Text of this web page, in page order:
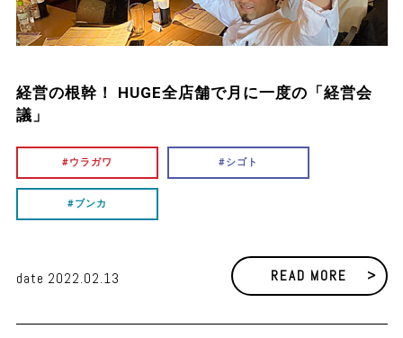
経営の根幹！ HUGE全店舗で月に一度の「経営会
議」
ウラガワ シゴト
ブンカ
date 2022.02.13 READ MORE